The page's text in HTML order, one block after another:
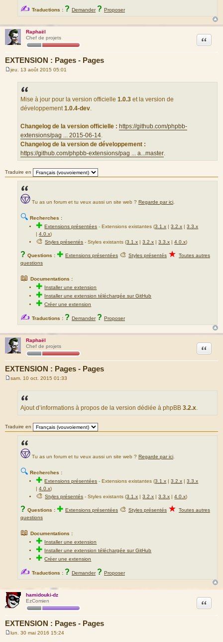
✍ Traductions : ? Demander ? Proposer
Raphaël
Chef de projets
EXTENSION : Pages - Pages
Citation
jeu. 13 août 2015 05:01
Mise à jour pour la version officielle 1.0.3 et la version de
développement 1.0.4-dev
Changelog de la version officielle : https://github.com/phpbb-
extensions/pag ... 2015-06-14
Changelog de la version de développement :
https://github.com/phpbb-extensions/pag ... a...master
Traduire en
Tu as un forum et tu veux aussi un site web ? Regarde par ici
🔍 Recherches :
✚Extensions présentées -Extensions existantes (3.1.x |3.2.x |3.3.x
|4.0.x)
🎨Styles présentés - Styles existants (3.1.x |3.2.x |3.3.x |4.0.x)
? Questions : ✚ Extensions présentées 🎨 Styles présentés ★ Toutes autres
questions
📖 Documentations :
✚ Installer une extension
✚ Installer une extension téléchargée sur GitHub
✚Créer une extension
✍ Traductions : ? Demander ? Proposer
Raphaël
Chef de projets
EXTENSION : Pages - Pages
Citation
sam. 10 oct. 2015 01:33
Ajout d’informations à propos de la version dédiée à phpBB 3.2.x
Traduire en
Tu as un forum et tu veux aussi un site web ? Regarde par ici
🔍 Recherches :
✚Extensions présentées -Extensions existantes (3.1.x |3.2.x |3.3.x
|4.0.x)
🎨Styles présentés - Styles existants (3.1.x |3.2.x |3.3.x |4.0.x)
? Questions : ✚ Extensions présentées 🎨 Styles présentés ★ Toutes autres
questions
📖 Documentations :
✚ Installer une extension
✚ Installer une extension téléchargée sur GitHub
✚Créer une extension
✍ Traductions : ? Demander ? Proposer
hamidouki-dz
EzComien
EXTENSION : Pages - Pages
Citation
lun. 30 mai 2016 15:24